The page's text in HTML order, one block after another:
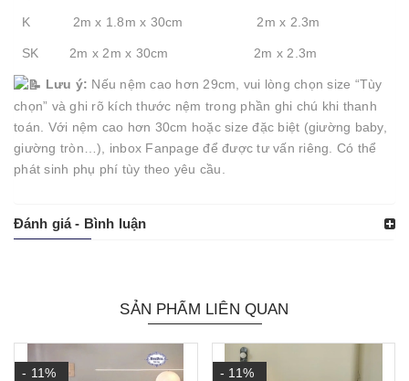
K 2m x 1.8m x 30cm 2m x 2.3m
SK 2m x 2m x 30cm 2m x 2.3m
Lưu ý: Nếu nệm cao hơn 29cm, vui lòng chọn size “Tùy
chọn” và ghi rõ kích thước nệm trong phần ghi chú khi thanh
toán. Với nệm cao hơn 30cm hoặc size đặc biệt (giường baby,
giường tròn…), inbox Fanpage để được tư vấn riêng. Có thể
phát sinh phụ phí tùy theo yêu cầu.
Đánh giá - Bình luận
SẢN PHẨM LIÊN QUAN
- 11% - 11%